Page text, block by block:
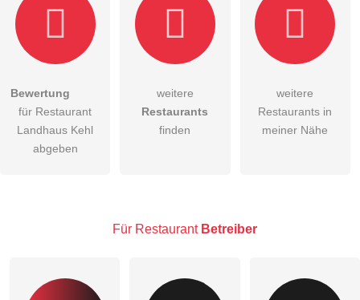
Hiermit akzeptiere ich dieAGB
DieDatenschutzerklärung habe ich zur Kenntnis genommen.
Besucher sichtbar.
Bewertung
für Restaurant
Landhaus Kehl
abgeben
weitere
Restaurants
finden
weitere
Restaurants in
meiner Nähe
Für Restaurant Betreiber